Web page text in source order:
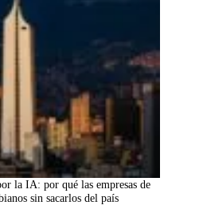
la IA: por qué las empresas de
sin sacarlos del país